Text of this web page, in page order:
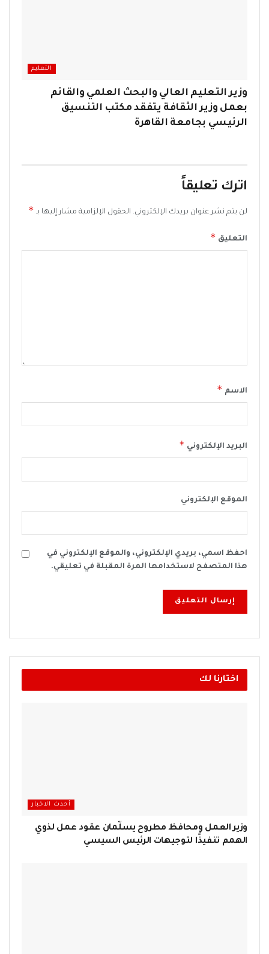
التعليم
وزير التعليم العالي والبحث العلمي والقائم
بعمل وزير الثقافة يتفقد مكتب التنسيق
الرئيسي بجامعة القاهرة
اترك تعليقاً
لن يتم نشر عنوان بريدك الإلكتروني. الحقول الإلزامية مشار إليها بـ *
التعليق *
الاسم *
البريد الإلكتروني *
الموقع الإلكتروني
احفظ اسمي، بريدي الإلكتروني، والموقع الإلكتروني في
هذا المتصفح لاستخدامها المرة المقبلة في تعليقي.
اختارنا لك
أحدث الاخبار
وزير العمل ومحافظ مطروح يسلّمان عقود عمل لذوي
الهمم تنفيذًا لتوجيهات الرئيس السيسي